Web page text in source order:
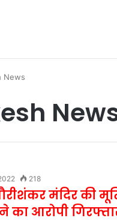
News
218
मंदिर की
का आरोपी